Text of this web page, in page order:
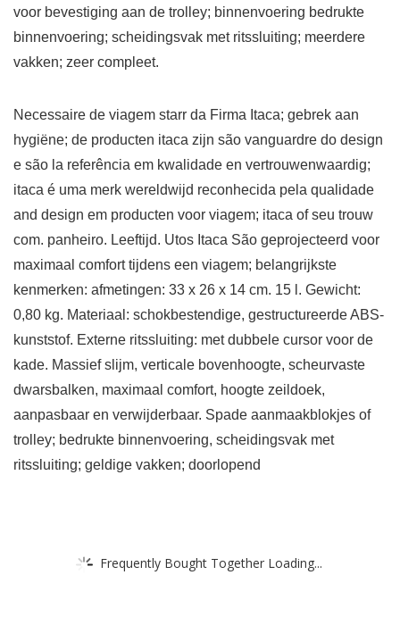
voor bevestiging aan de trolley; binnenvoering bedrukte
binnenvoering; scheidingsvak met ritssluiting; meerdere
vakken; zeer compleet.
Necessaire de viagem starr da Firma Itaca; gebrek aan
hygiëne; de producten itaca zijn são vanguardre do design
e são la referência em kwalidade en vertrouwenwaardig;
itaca é uma merk wereldwijd reconhecida pela qualidade
and design em producten voor viagem; itaca of seu trouw
com. panheiro. Leeftijd. Utos Itaca São geprojecteerd voor
maximaal comfort tijdens een viagem; belangrijkste
kenmerken: afmetingen: 33 x 26 x 14 cm. 15 l. Gewicht:
0,80 kg. Materiaal: schokbestendige, gestructureerde ABS-
kunststof. Externe ritssluiting: met dubbele cursor voor de
kade. Massief slijm, verticale bovenhoogte, scheurvaste
dwarsbalken, maximaal comfort, hoogte zeildoek,
aanpasbaar en verwijderbaar. Spade aanmaakblokjes of
trolley; bedrukte binnenvoering, scheidingsvak met
ritssluiting; geldige vakken; doorlopend
Frequently Bought Together Loading...